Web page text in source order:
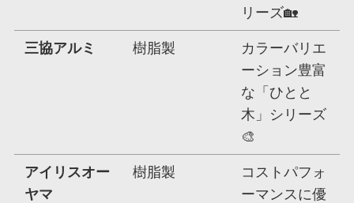
リーズ🏡
三協アルミ 樹脂製
カラーバリエ
ーション豊富
な「ひとと
木」シリーズ
🎨
アイリスオー
ヤマ
樹脂製
コストパフォ
ーマンスに優